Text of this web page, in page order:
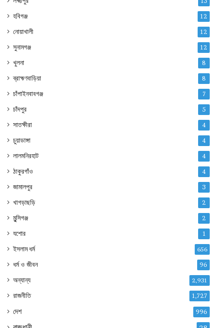
হবিগঞ্জ 12
নোয়াখালী 12
সুনামগঞ্জ 12
খুলনা 8
ব্রাহ্মণবাড়িয়া 8
চাঁপাইনবাবগঞ্জ 7
চাঁদপুর 5
সাতক্ষীরা 4
চুয়াডাঙ্গা 4
লালমনিরহাট 4
ঠাকুরগাঁও 4
জামালপুর 3
খাগড়াছড়ি 2
মুন্সিগঞ্জ 2
যশোর 1
ইসলাম ধর্ম 656
ধর্ম ও জীবন 96
অন্যান্য 2,931
রাজনীতি 1,727
দেশ 996